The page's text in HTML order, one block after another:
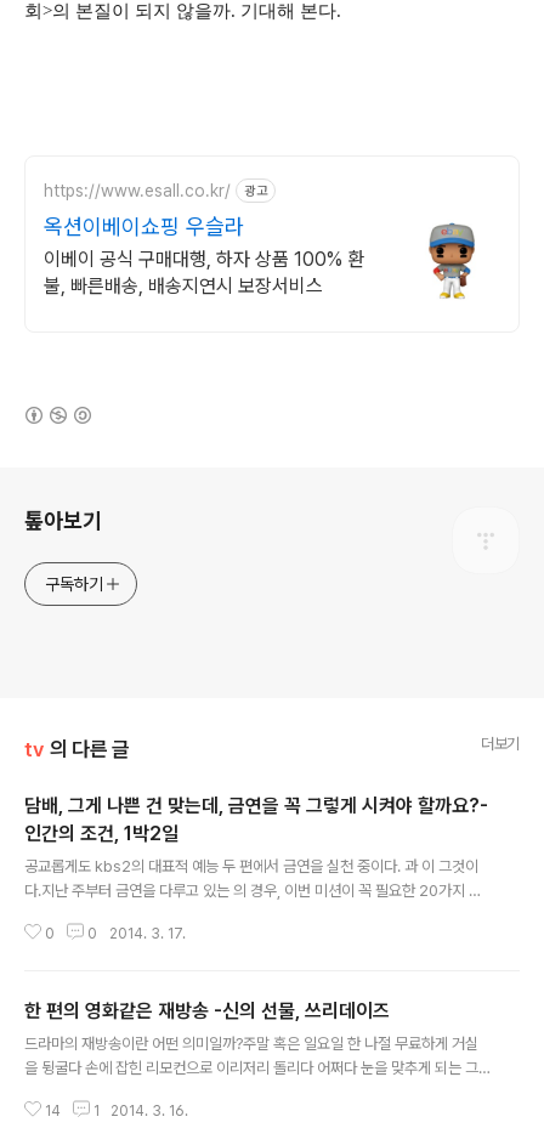
회>의 본질이 되지 않을까. 기대해 본다.
https://www.esall.co.kr/ 광고
옥션이베이쇼핑 우슬라
이베이 공식 구매대행, 하자 상품 100% 환
불, 빠른배송, 배송지연시 보장서비스
톺아보기
구독하기
tv 의 다른 글 더보기
담배, 그게 나쁜 건 맞는데, 금연을 꼭 그렇게 시켜야 할까요?-
인간의 조건, 1박2일
공교롭게도 kbs2의 대표적 예능 두 편에서 금연을 실천 중이다. 과 이 그것이
다.지난 주부터 금연을 다루고 있는 의 경우, 이번 미션이 꼭 필요한 20가지 물
피는 김준현, 김준호, 양상국이 담배를 포기해야 해서 불가피하게 미션을 수행
예 작정하고 금연 섬이 증도로 여행을 떠나면서 금연을 주제로 내걸었다. 피치
못한 선택이었든, 작정하고 내세운 주제였든 과 은 4박5일이라는 시간과 1박2
일 동안 멤버들의 금연을 다룬다. (사진; 1박2일; 조선일보) 삶에 밀착한 그리고
0 0 2014. 3. 17.
한 편의 영화같은 재방송 -신의 선물, 쓰리데이즈
드라마의 재방송이란 어떤 의미일까?주말 혹은 일요일 한 나절 무료하게 거실
을 뒹굴다 손에 잡힌 리모컨으로 이리저리 돌리다 어쩌다 눈을 맞추게 되는 그
젠 자기가 보고 싶은 시간에 보고 싶은 프로그램을 선택적으로 수용하는 젊은
14 1 2014. 3. 16.